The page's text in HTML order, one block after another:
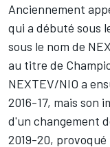
Anciennement
qui a débuté sous
sous le nom de
au titre de
NEXTEV/NIO a
2016-17, mais son
d'un changement
2019-20,